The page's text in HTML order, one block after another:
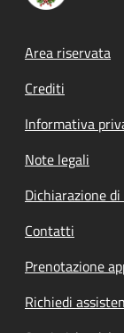
Footer
Area riservata
Crediti
Informativa
Note legali
Dichiarazione
Contatti
Prenotazione
Richiedi